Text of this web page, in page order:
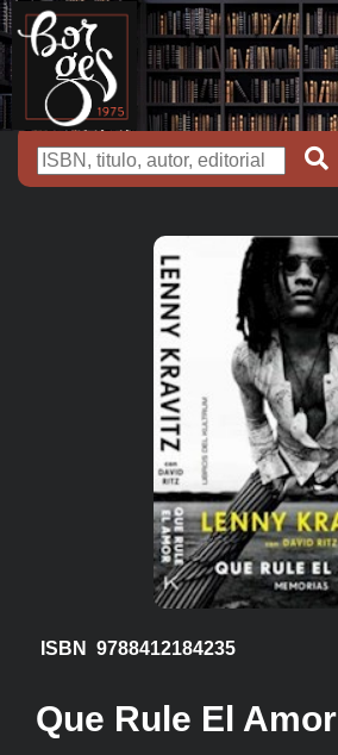
ISBN 9788412184235
Que Rule El Amor